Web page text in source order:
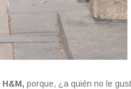
H&M, porque, ¿a quién no le